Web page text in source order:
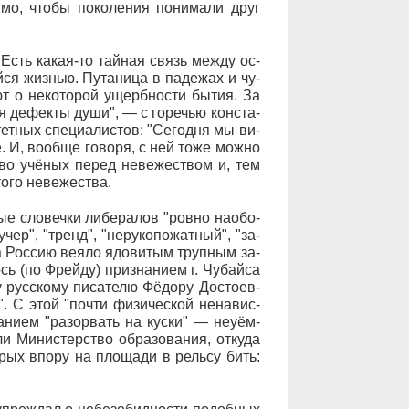
что­бы по­ко­ле­ния по­ни­ма­ли друг
ка­кая-то тай­ная связь меж­ду ос­
жиз­нью. Пу­та­ни­ца в па­де­жах и чу­
о не­ко­то­рой ущерб­но­с­ти бы­тия. За
де­фек­ты ду­ши", — с го­ре­чью кон­ста­
спе­ци­а­ли­с­тов: "Се­го­дня мы ви­
И, во­об­ще го­во­ря, с ней то­же мож­но
учёных пе­ред не­ве­же­ст­вом и, тем
не­ве­же­ст­ва.
сло­веч­ки ли­бе­ра­лов "ров­но на­обо­
"тренд", "не­ру­ко­по­жат­ный", "за­
Рос­сию ве­я­ло ядо­ви­тым труп­ным за­
(по Фрей­ду) при­зна­нием г. Чу­бай­са
рус­ско­му пи­са­те­лю Фё­до­ру До­сто­ев­
С этой "поч­ти фи­зи­че­с­кой не­на­ви­с­
"ра­зо­рвать на ку­с­ки" — не­у­ём­
Ми­ни­с­тер­ст­во об­ра­зо­ва­ния, от­ку­да
впо­ру на пло­ща­ди в рель­су бить: